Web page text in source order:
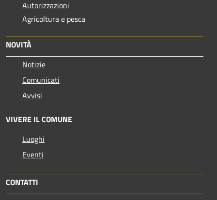
Autorizzazioni
Agricoltura e pesca
NOVITÀ
Notizie
Comunicati
Avvisi
VIVERE IL COMUNE
Luoghi
Eventi
CONTATTI